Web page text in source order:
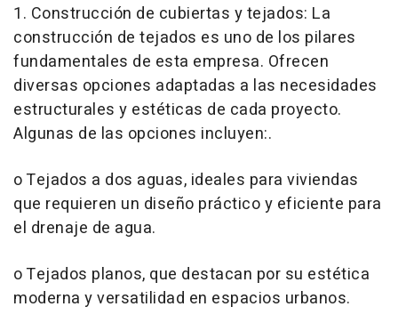
1. Construcción de cubiertas y tejados: La
construcción de tejados es uno de los pilares
fundamentales de esta empresa. Ofrecen
diversas opciones adaptadas a las necesidades
estructurales y estéticas de cada proyecto.
Algunas de las opciones incluyen:.
o Tejados a dos aguas, ideales para viviendas
que requieren un diseño práctico y eficiente para
el drenaje de agua.
o Tejados planos, que destacan por su estética
moderna y versatilidad en espacios urbanos.